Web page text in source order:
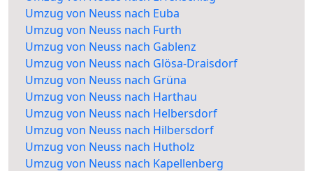
Umzug von Neuss nach Euba
Umzug von Neuss nach Furth
Umzug von Neuss nach Gablenz
Umzug von Neuss nach Glösa-Draisdorf
Umzug von Neuss nach Grüna
Umzug von Neuss nach Harthau
Umzug von Neuss nach Helbersdorf
Umzug von Neuss nach Hilbersdorf
Umzug von Neuss nach Hutholz
Umzug von Neuss nach Kapellenberg